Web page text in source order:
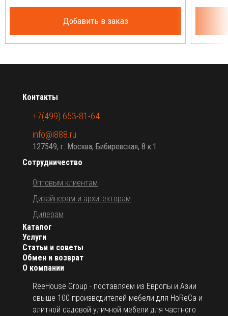
Добавить в заказ
О компании
ReeHouse Group - поставляем из Европы и Азии
свыше 100 производителей мебели для HoReCa и
элитной садовой уличной мебели для частного
Каталог
Услуги
Статьи и советы
Обмен и возврат
Сотрудничество
Оптовым клиентам
Дизайнерам и архитекторам
Дилерам
Контакты
+7(499) 653-81-64
info@i888.ru
127549, г. Москва, Бибиревская, 8 к.1